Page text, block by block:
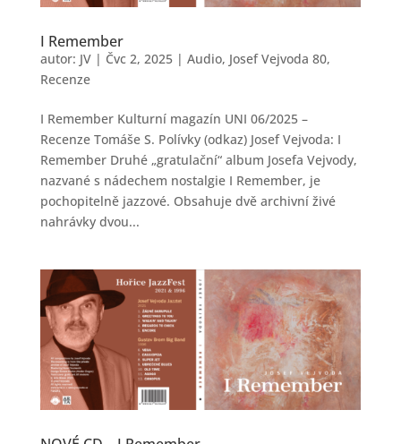
I Remember
autor: JV| Čvc 2, 2025| Audio, Josef Vejvoda 80,
Recenze
I Remember Kulturní magazín UNI 06/2025 –
Recenze Tomáše S. Polívky (odkaz) Josef Vejvoda: I
Remember Druhé „gratulační“ album Josefa Vejvody,
nazvané s nádechem nostalgie I Remember, je
pochopitelně jazzové. Obsahuje dvě archivní živé
nahrávky dvou...